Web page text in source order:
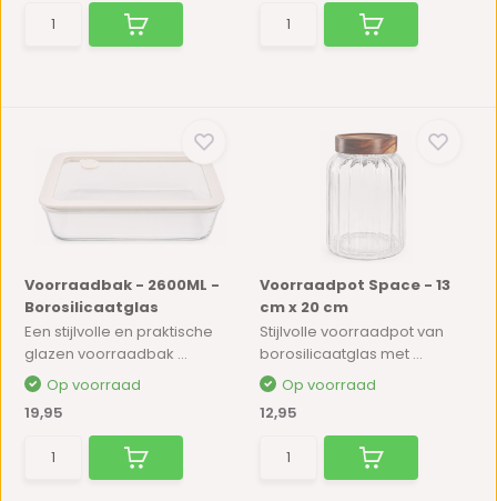
Voorraadbak - 2600ML -
Borosilicaatglas
Een stijlvolle en praktische
glazen voorraadbak ...
Op voorraad
19,95
Voorraadpot Space - 13
cm x 20 cm
Stijlvolle voorraadpot van
borosilicaatglas met ...
Op voorraad
12,95